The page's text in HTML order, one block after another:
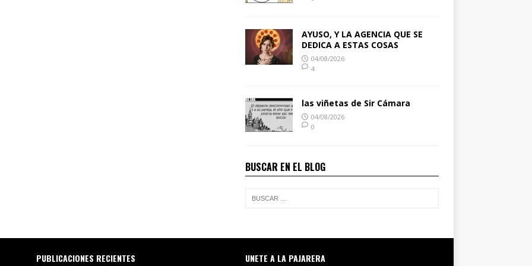
AYUSO, Y LA AGENCIA QUE SE
DEDICA A ESTAS COSAS
04/08/2026
4
las viñetas de Sir Cámara
04/08/2026
0
BUSCAR EN EL BLOG
PUBLICACIONES RECIENTES UNETE A LA PAJARERA